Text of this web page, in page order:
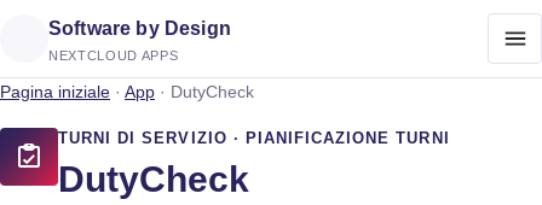
Software by Design
NEXTCLOUD APPS
Pagina iniziale · App · DutyCheck
TURNI DI SERVIZIO · PIANIFICAZIONE TURNI
DutyCheck